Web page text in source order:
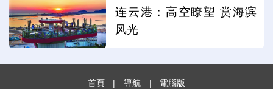
连云港：高空瞭望 赏海滨
风光
首頁 | 導航 | 電腦版